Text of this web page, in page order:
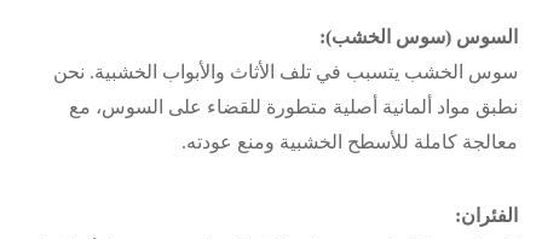
السوس (سوس الخشب):
سوس الخشب يتسبب في تلف الأثاث والأبواب الخشبية. نحن
نطبق مواد ألمانية أصلية متطورة للقضاء على السوس، مع
معالجة كاملة للأسطح الخشبية ومنع عودته.
الفئران: